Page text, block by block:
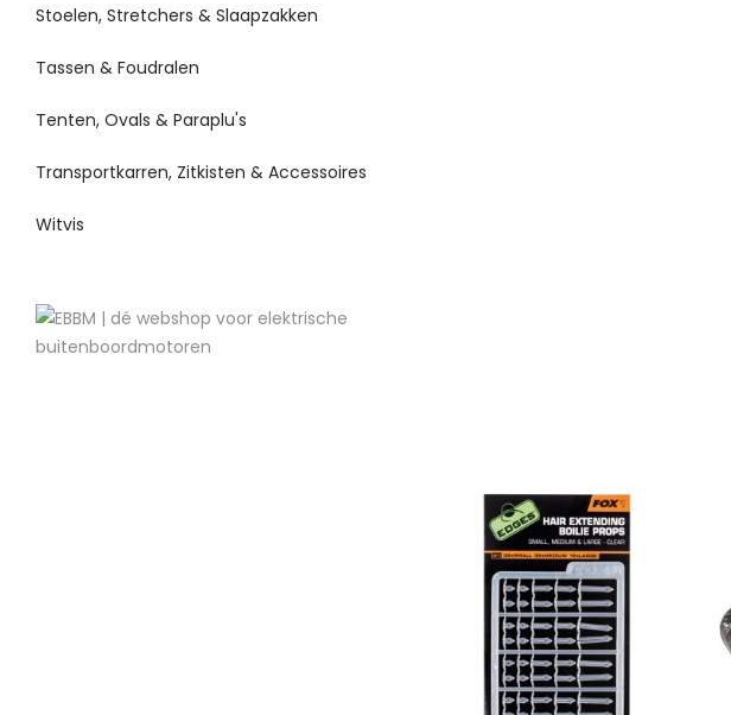
Stoelen, Stretchers & Slaapzakken
Tassen & Foudralen
Tenten, Ovals & Paraplu's
Transportkarren, Zitkisten & Accessoires
Witvis